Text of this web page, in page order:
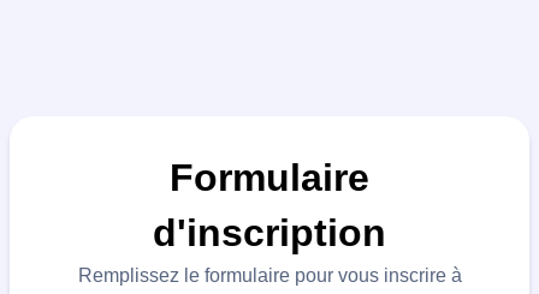
Formulaire
d'inscription
Remplissez le formulaire pour vous inscrire à